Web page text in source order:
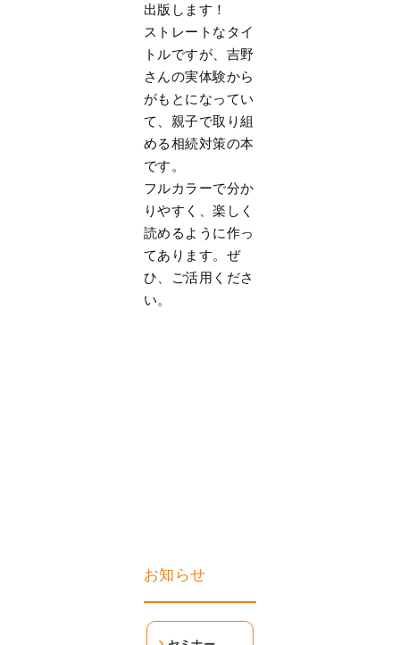
出版します！
ストレートなタイ
トルですが、吉野
さんの実体験から
がもとになってい
て、親子で取り組
める相続対策の本
です。
フルカラーで分か
りやすく、楽しく
読めるように作っ
てあります。ぜ
ひ、ご活用くださ
い。
お知らせ